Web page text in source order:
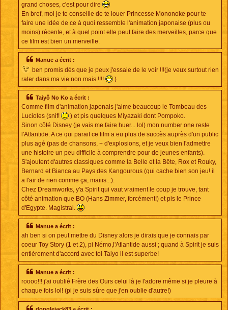
grand choses, c'est pour dire
En bref, moi je te conseille de te louer Princesse Mononoke pour te
faire une idée de ce à quoi ressemble l'animation japonaise (plus ou
moins) récente, et à quel point elle peut faire des merveilles, parce que
ce film est bien un merveille.
Manue a écrit :
ben promis dès que je peux j'essaie de le voir !!!(je veux surtout rien
rater dans ma vie non mais !!!!
)
Taiyô No Ko a écrit :
Comme film d'animation japonais j'aime beaucoup le Tombeau des
Lucioles (snif!
) et pis quelques Miyazaki dont Pompoko.
Sinon côté Disney (je vais me faire huer... lol) mon number one reste
l'Atlantide. A ce qui parait ce film a eu plus de succès auprès d'un public
plus agé (pas de chansons, + d'explosions, et je veux bien l'admettre
une histoire un peu difficile à comprendre pour de jeunes enfants).
S'ajoutent d'autres classiques comme la Belle et la Bête, Rox et Rouky,
Bernard et Bianca au Pays des Kangourous (qui cache bien son jeu! il
a l'air de rien comme ça, maiiis...).
Chez Dreamworks, y'a Spirit qui vaut vraiment le coup je trouve, tant
côté animation que BO (Hans Zimmer, forcément!) et pis le Prince
d'Egypte. Magistral.
Manue a écrit :
ah ben si on peut mettre du Disney alors je dirais que je connais par
coeur Toy Story (1 et 2), pi Némo,l'Atlantide aussi ; quand à Spirit je suis
entièrement d'accord avec toi Taiyo il est superbe!
Manue a écrit :
roooo!!! j'ai oublié Frère des Ours celui là je l'adore même si je pleure à
chaque fois lol! (pi je suis sûre que j'en oublie d'autre!)